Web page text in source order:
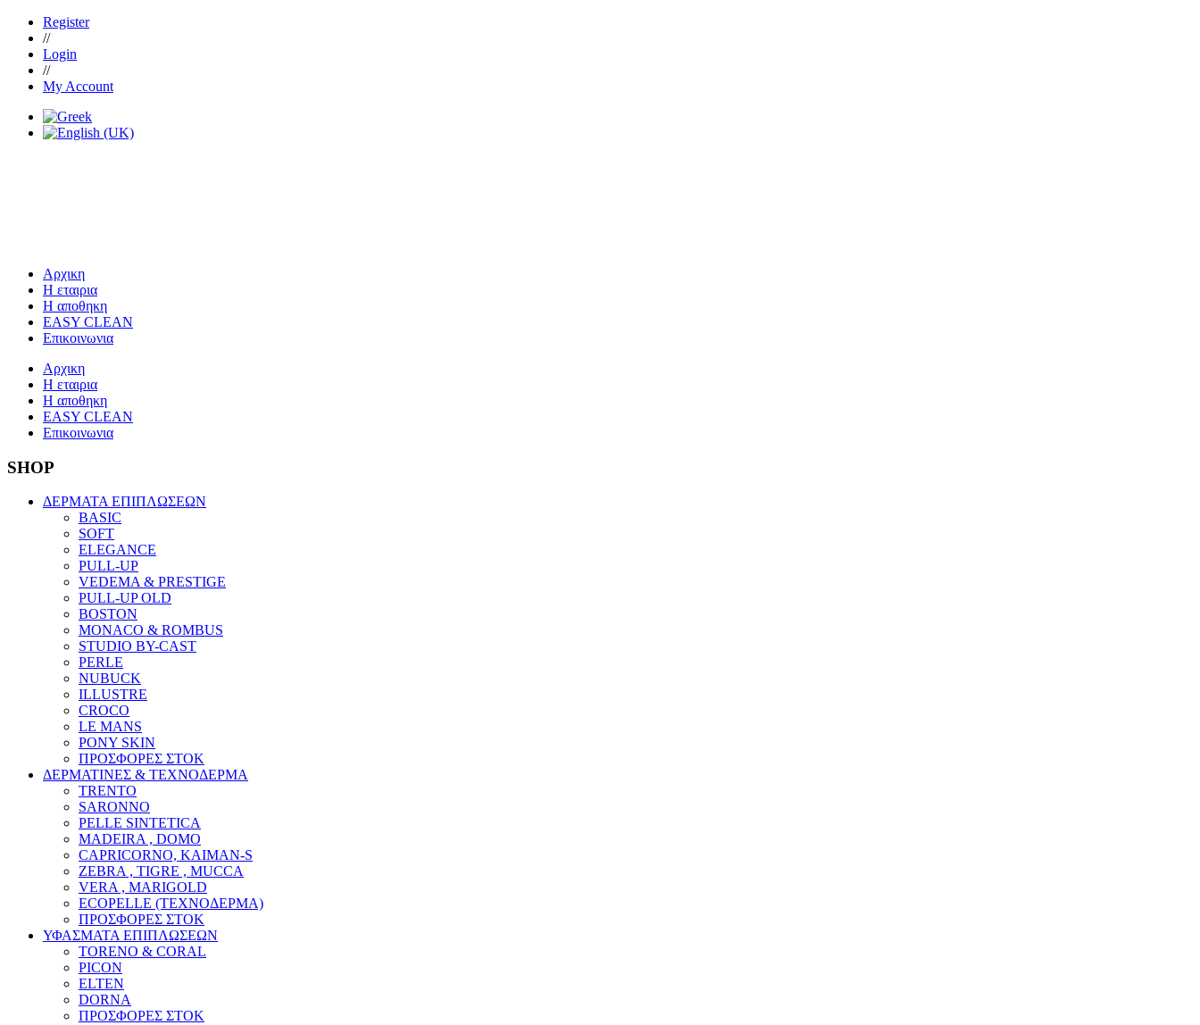
Register
//
Login
//
My Account
Αρχικη
Η εταιρια
Η αποθηκη
EASY CLEAN
Επικοινωνια
Αρχικη
Η εταιρια
Η αποθηκη
EASY CLEAN
Επικοινωνια
SHOP
ΔΕΡΜΑΤΑ ΕΠΙΠΛΩΣΕΩΝ
BASIC
SOFT
ELEGANCE
PULL-UP
VEDEMA & PRESTIGE
PULL-UP OLD
BOSTON
MONACO & ROMBUS
STUDIO BY-CAST
PERLE
NUBUCK
ILLUSTRE
CROCO
LE MANS
PONY SKIN
ΠΡΟΣΦΟΡΕΣ ΣΤΟΚ
ΔΕΡΜΑΤΙΝΕΣ & ΤΕΧΝΟΔΕΡΜΑ
TRENTO
SARONNO
PELLE SINTETICA
MADEIRA , DOMO
CAPRICORNO, KAIMAN-S
ZEBRA , TIGRE , MUCCA
VERA , MARIGOLD
ECOPELLE (ΤΕΧΝΟΔΕΡΜΑ)
ΠΡΟΣΦΟΡΕΣ ΣΤΟΚ
ΥΦΑΣΜΑΤΑ ΕΠΙΠΛΩΣΕΩΝ
TORENO & CORAL
PICON
ELTEN
DORNA
ΠΡΟΣΦΟΡΕΣ ΣΤΟΚ